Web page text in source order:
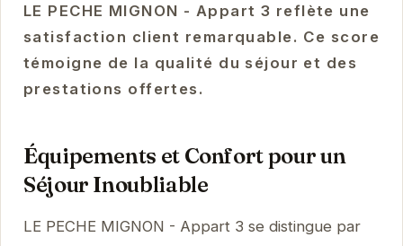
LE PECHE MIGNON - Appart 3 reflète une
satisfaction client remarquable. Ce score
témoigne de la qualité du séjour et des
prestations offertes.
Équipements et Confort pour un
Séjour Inoubliable
LE PECHE MIGNON - Appart 3 se distingue par